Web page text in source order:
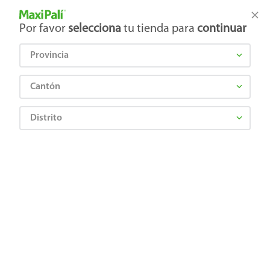
Tienda Maxi Palí
Por favor selecciona tu tienda para continuar
Provincia
Cantón
Distrito